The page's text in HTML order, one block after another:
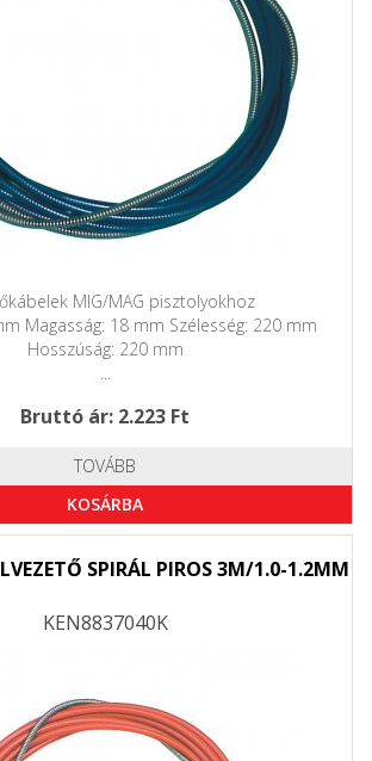
MIG/MAG pisztolyokhoz
Magasság: 18 mm Szélesség: 220 mm
Hosszúság: 220 mm
...
Bruttó ár: 2.223 Ft
TOVÁBB
KOSÁRBA
SPIRÁL PIROS 3M/1.0-1.2MM
KEN8837040K